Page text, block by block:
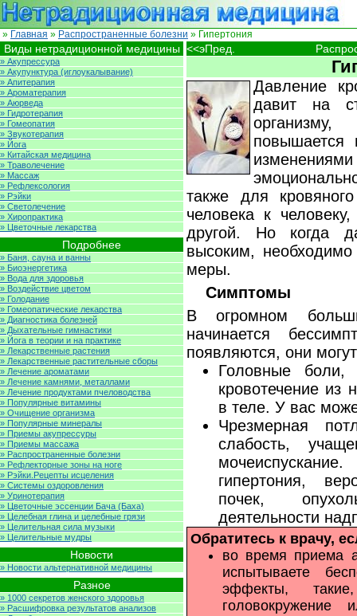
» Главная » Распространенные болезни » Гипертония
<<эПред.
Давление
давит на
повышается
также для
человека к
другой. Но когда
высоким,
меры.
Симптомы
В огромном
начинается
появляются, они
Головные
кровотечение из
в теле. У вас
Чрезмерная
слабость,
гипертония,
почек,
деятельности
Обратитесь к врачу,
во время приема
испытываете
эффекты,
головокружение
Виды нетрадиционной медицины
» Акупрессура
» Акупунктура (иглоукалывание)
» Апитерапия
» Ароматерапия
» Аюрведа
» Гидротерапия
» Гомеопатия
» Звукотерапия
» Йога
» Китайская медицина
» Траволечение
» Массаж
» Рефлексология
» Рэйки
» Светолечение
» Хиропрактика
» Цветочные лекарства
Подробнее
» Баня, сауна и ванны
» Биоэнергетика
» Вода для здоровья
» Воздействие цветом
» Голодание
» Гомеопатические лекарства
» Диагностика болезней
» Дыхательные гимнастики
» Йога в теории и на практике
» Лекарственные растения
» Лекарственные растительные сборы
» Лечение ароматами
» Лечение камнями, металлами
» Лечение продуктами пчеловодства
» Популярные витамины
» Очищение организма
» Популярные минералы
» Приемы акупрессуры
» Приемы массажа
» Распространенные болезни
» Рефлекторные зоны на ноге
» Рэйки.Рецепты исцеления
» Системы оздоровления
» Уринотерапия
» Цветочные эссенции Бача (Баха)
» Целебная глина и целебные грязи
» Целительная сила музыки
» Целительные мудры
Новости
» Новости альтернативной медицины
Разное
» 1000 секретов женского здоровья
» Расшифровка результатов анализов